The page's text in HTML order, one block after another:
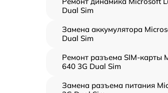
Dual Sim
Замена аккумулятора
Dual Sim
Ремонт разъема SIM-карты
640 3G Dual Sim
Замена разъема питания